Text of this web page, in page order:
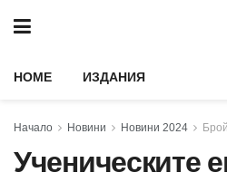
HOME ИЗДАНИЯ
Начало Новини Новини 2024
Ученическите